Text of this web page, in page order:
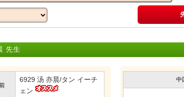
先生
6929 汤 亦晨/タン イーチ
ェン
中